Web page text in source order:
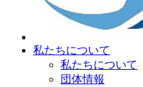
私たちについて
私たちについて
団体情報